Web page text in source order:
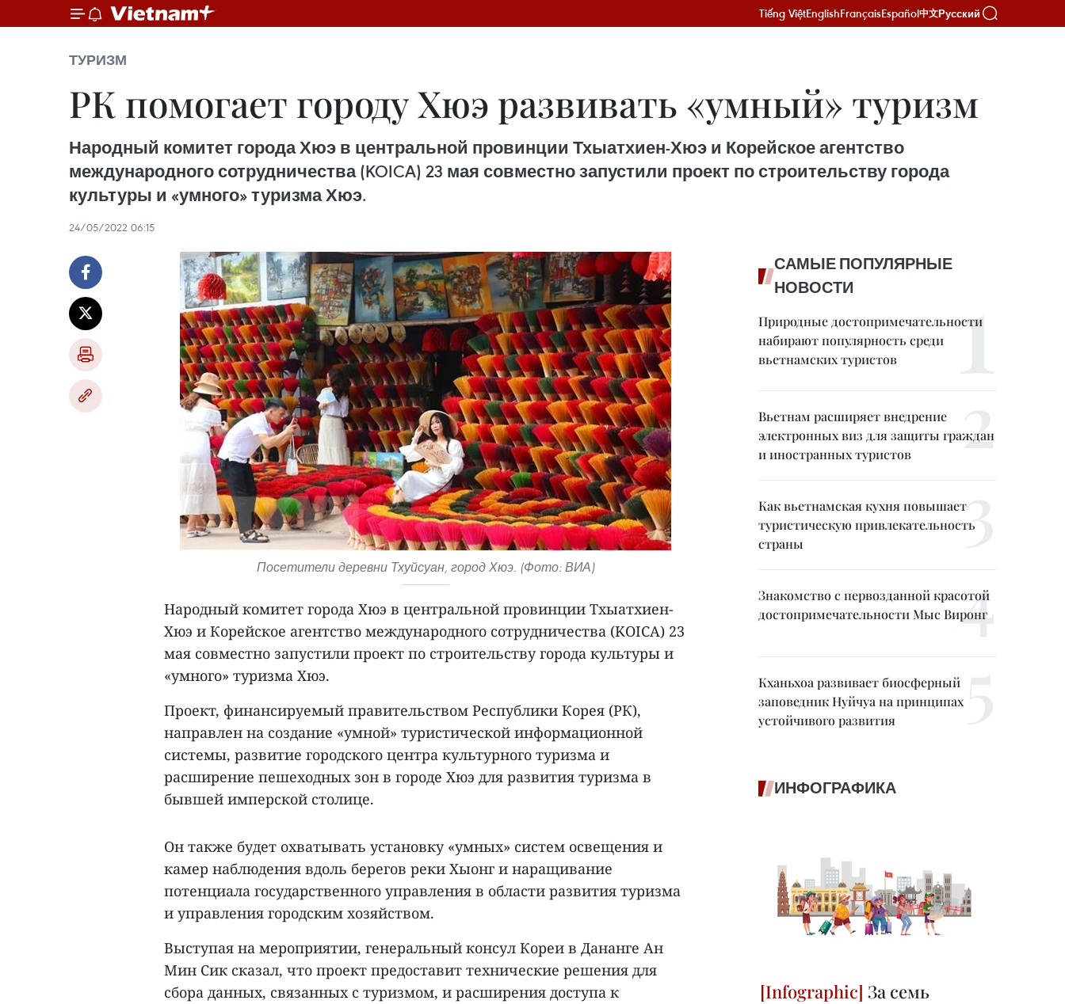
Tiếng ViệtEnglishFrançaisEspañol中文Русский
ТУРИЗМ
РК помогает городу Хюэ развивать «умный» туризм
Народный комитет города Хюэ в центральной провинции Тхыатхиен-Хюэ и Корейское агентство
международного сотрудничества (KOICA) 23 мая совместно запустили проект по строительству города
культуры и «умного» туризма Хюэ.
24/05/2022 06:15
Посетители деревни Тхуйсуан, город Хюэ. (Фото: ВИА)
Народный комитет города Хюэ в центральной провинции Тхыатхиен-
Хюэ и Корейское агентство международного сотрудничества (KOICA) 23
мая совместно запустили проект по строительству города культуры и
«умного» туризма Хюэ.
Проект, финансируемый правительством Республики Корея (РК),
направлен на создание «умной» туристической информационной
системы, развитие городского центра культурного туризма и
расширение пешеходных зон в городе Хюэ для развития туризма в
бывшей имперской столице.
Он также будет охватывать установку «умных» систем освещения и
камер наблюдения вдоль берегов реки Хыонг и наращивание
потенциала государственного управления в области развития туризма
и управления городским хозяйством.
Выступая на мероприятии, генеральный консул Кореи в Дананге Ан
Мин Сик сказал, что проект предоставит технические решения для
сбора данных, связанных с туризмом, и расширения доступа к
САМЫЕ ПОПУЛЯРНЫЕ
НОВОСТИ
Природные достопримечательности
набирают популярность среди
вьетнамских туристов
Вьетнам расширяет внедрение
электронных виз для защиты граждан
и иностранных туристов
Как вьетнамская кухня повышает
туристическую привлекательность
страны
Знакомство с первозданной красотой
достопримечательности Мыс Виронг
Кханьхоа развивает биосферный
заповедник Нуйчуа на принципах
устойчивого развития
ИНФОГРАФИКА
За семь